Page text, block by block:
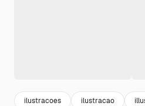
ilustracoes ilustracao